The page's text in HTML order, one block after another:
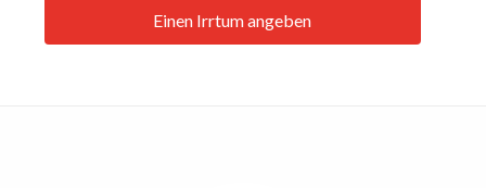
Einen Irrtum angeben